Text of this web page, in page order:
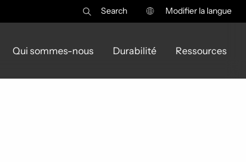
Search Modifier la langue
Qui sommes-nous Durabilité Ressources